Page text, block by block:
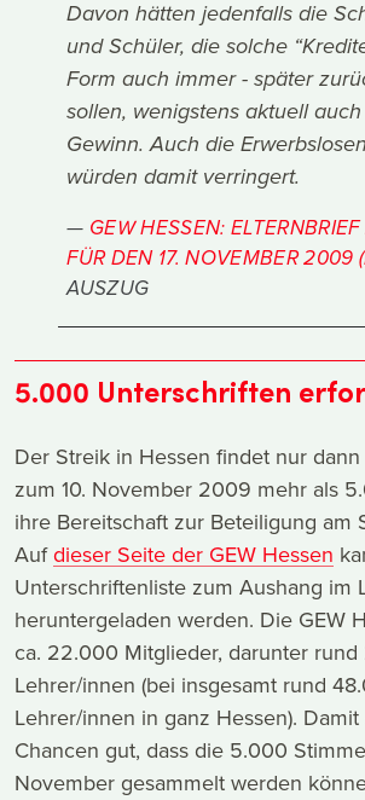
Davon hätten jedenfalls die
und Schüler, die solche
Form auch immer - später
sollen, wenigstens aktuell
Gewinn. Auch die
würden damit verringert.
GEW HESSEN:
FÜR DEN 17. NOVEMBER 2009
AUSZUG
5.000 Unterschriften
Der Streik in Hessen findet nur
zum 10. November 2009 mehr als
ihre Bereitschaft zur Beteiligung am
Aufdieser Seite der GEW Hessen
Unterschriftenliste zum Aushang im
heruntergeladen werden. Die GEW
ca. 22.000 Mitglieder, darunter
Lehrer/innen (bei insgesamt rund
Lehrer/innen in ganz Hessen).
Chancen gut, dass die 5.000
November gesammelt werden